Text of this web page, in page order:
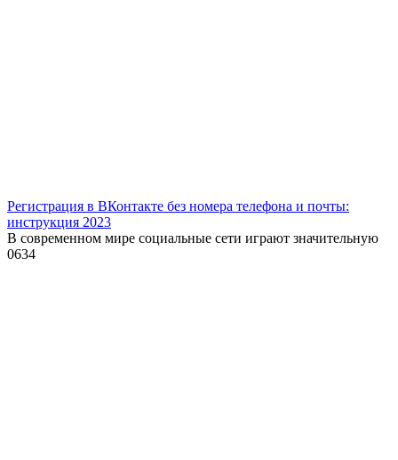
Регистрация в ВКонтакте без номера телефона и почты:
инструкция 2023
В современном мире социальные сети играют значительную
0634